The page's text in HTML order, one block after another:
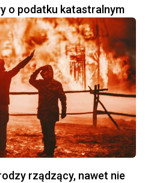
o podatku katastralnym
rządzący, nawet nie